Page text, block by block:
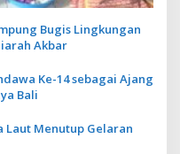
Bugis Lingkungan
Akbar
Ke-14 sebagai Ajang
Bali
Laut Menutup Gelaran